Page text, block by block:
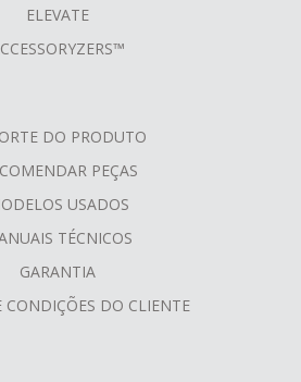
ELEVATE
DO PRODUTO
PEÇAS
USADOS
TÉCNICOS
GARANTIA
CONDIÇÕES DO CLIENTE